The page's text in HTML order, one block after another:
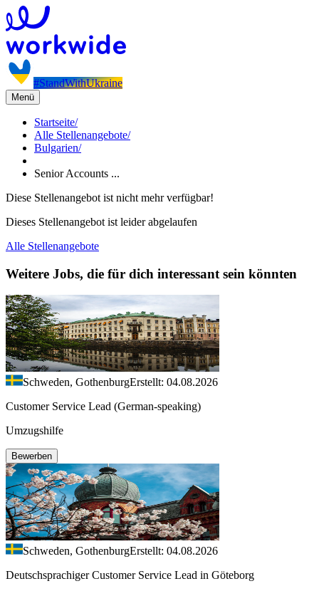
#StandWithUkraine
Menü
Startseite/
Alle Stellenangebote/
Bulgarien/
Senior Accounts ...
Diese Stellenangebot ist nicht mehr verfügbar!
Dieses Stellenangebot ist leider abgelaufen
Alle Stellenangebote
Weitere Jobs, die für dich interessant sein könnten
Schweden, GothenburgErstellt: 04.08.2026
Customer Service Lead (German-speaking)
Umzugshilfe
Bewerben
Schweden, GothenburgErstellt: 04.08.2026
Deutschsprachiger Customer Service Lead in Göteborg